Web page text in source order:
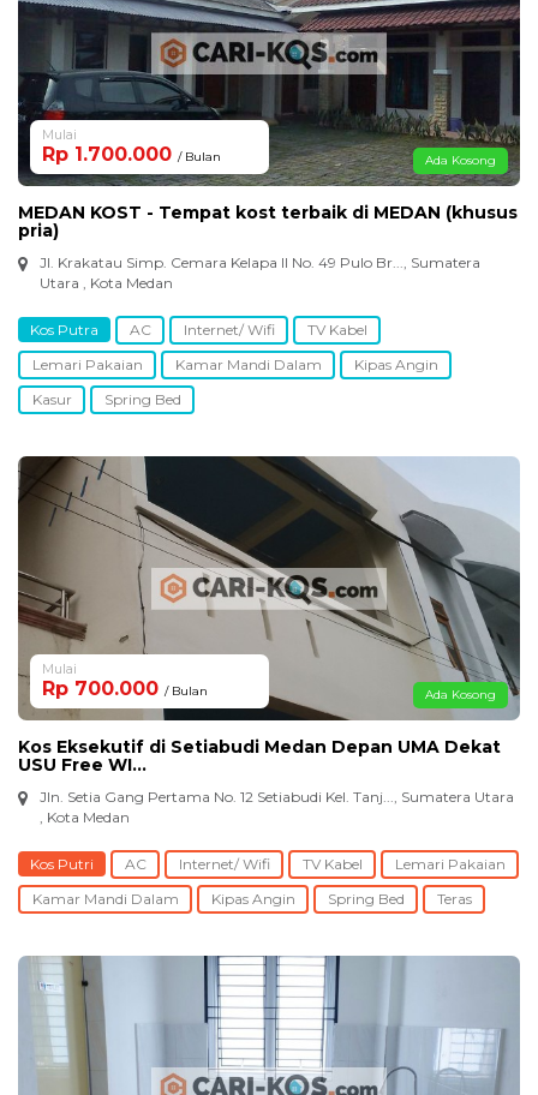
Mulai
Rp 1.700.000 / Bulan Ada Kosong
MEDAN KOST - Tempat kost terbaik di MEDAN (khusus
pria)
Jl. Krakatau Simp. Cemara Kelapa II No. 49 Pulo Br..., Sumatera
Utara , Kota Medan
Kos Putra AC Internet/ Wifi
TV Kabel
Lemari Pakaian
Kamar Mandi Dalam
Kipas Angin
Kasur
Spring Bed
Mulai
Rp 700.000 / Bulan Ada Kosong
Kos Eksekutif di Setiabudi Medan Depan UMA Dekat
USU Free WI...
Jln. Setia Gang Pertama No. 12 Setiabudi Kel. Tanj..., Sumatera Utara
, Kota Medan
Kos Putri AC Internet/ Wifi TV Kabel
Lemari Pakaian
Kamar Mandi Dalam
Kipas Angin Spring Bed Teras